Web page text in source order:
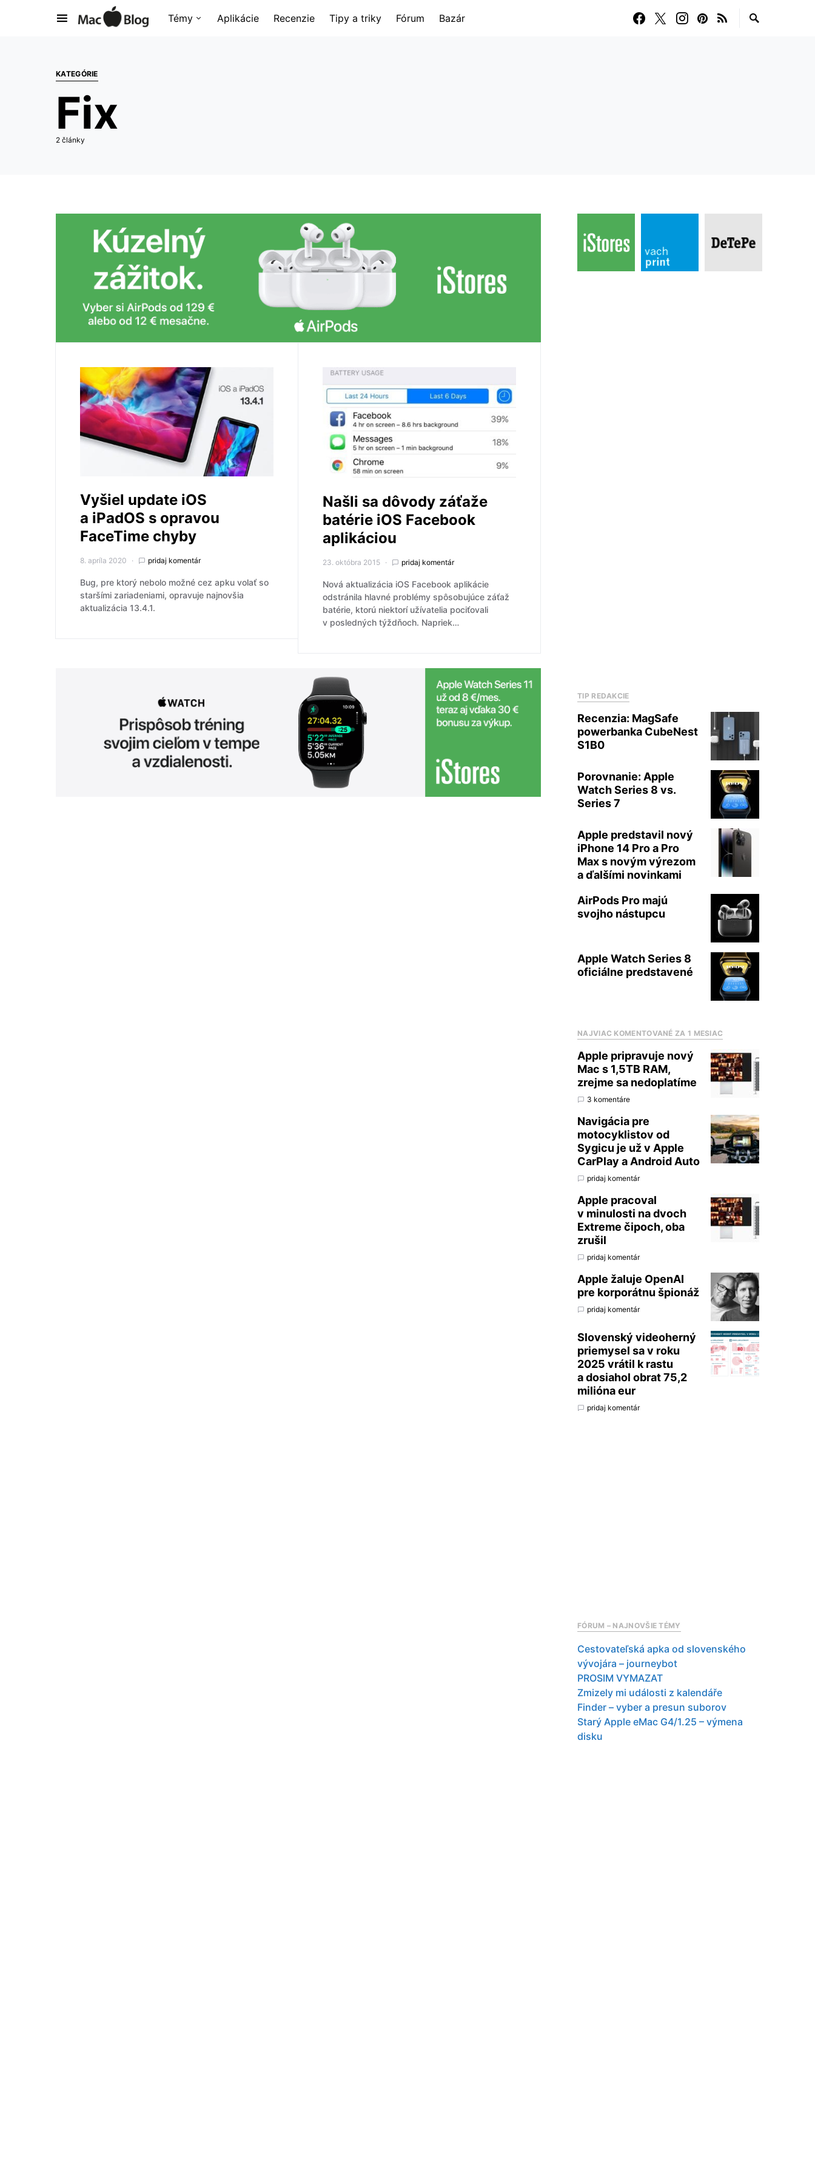
Témy Aplikácie Recenzie Tipy a triky Fórum Bazár
KATEGÓRIE
Fix
2 články
Vyšiel update iOS
a iPadOS s opravou
FaceTime chyby
8. apríla 2020 pridaj komentár
Bug, pre ktorý nebolo možné cez apku volať so
staršími zariadeniami, opravuje najnovšia
aktualizácia 13.4.1.
Našli sa dôvody záťaže
batérie iOS Facebook
aplikáciou
23. októbra 2015 pridaj komentár
Nová aktualizácia iOS Facebook aplikácie
odstránila hlavné problémy spôsobujúce záťaž
batérie, ktorú niektorí užívatelia pociťovali
v posledných týždňoch. Napriek…
TIP REDAKCIE
Recenzia: MagSafe
powerbanka CubeNest
S1B0
Porovnanie: Apple
Watch Series 8 vs.
Series 7
Apple predstavil nový
iPhone 14 Pro a Pro
Max s novým výrezom
a ďalšími novinkami
AirPods Pro majú
svojho nástupcu
Apple Watch Series 8
oficiálne predstavené
NAJVIAC KOMENTOVANÉ ZA 1 MESIAC
Apple pripravuje nový
Mac s 1,5TB RAM,
zrejme sa nedoplatíme
3 komentáre
Navigácia pre
motocyklistov od
Sygicu je už v Apple
CarPlay a Android Auto
pridaj komentár
Apple pracoval
v minulosti na dvoch
Extreme čipoch, oba
zrušil
pridaj komentár
Apple žaluje OpenAI
pre korporátnu špionáž
pridaj komentár
Slovenský videoherný
priemysel sa v roku
2025 vrátil k rastu
a dosiahol obrat 75,2
milióna eur
pridaj komentár
FÓRUM – NAJNOVŠIE TÉMY
Cestovateľská apka od slovenského
vývojára – journeybot
PROSIM VYMAZAT
Zmizely mi události z kalendáře
Finder – vyber a presun suborov
Starý Apple eMac G4/1.25 – výmena
disku